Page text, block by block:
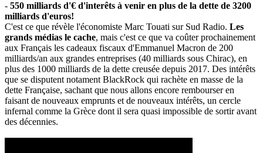
- 550 milliards d'€ d'interêts à venir en plus de la dette de 3200
milliards d'euros!
C'est ce que révèle l'économiste Marc Touati sur Sud Radio. Les
grands médias le cache, mais c'est ce que va coûter prochainement
aux Français les cadeaux fiscaux d'Emmanuel Macron de 200
milliards/an aux grandes entreprises (40 milliards sous Chirac), en
plus des 1000 milliards de la dette creusée depuis 2017. Des intérêts
que se disputent notament BlackRock qui rachète en masse de la
dette Française, sachant que nous allons encore rembourser en
faisant de nouveaux emprunts et de nouveaux intérêts, un cercle
infernal comme la Grèce dont il sera quasi impossible de sortir avant
des décennies.